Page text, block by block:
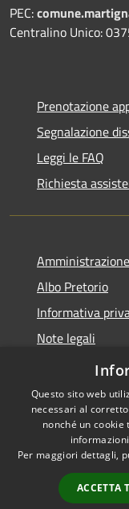
PEC:
Centralino Unico:
Prenotazione
Segnalazione
Leggi le FAQ
Richiesta
Albo Pretorio
Informativa
Note legali
Dichiarazione
Accessibilità
Questo sito web
necessari al
nonché un
Per maggiori dettagli,
ACCETTA